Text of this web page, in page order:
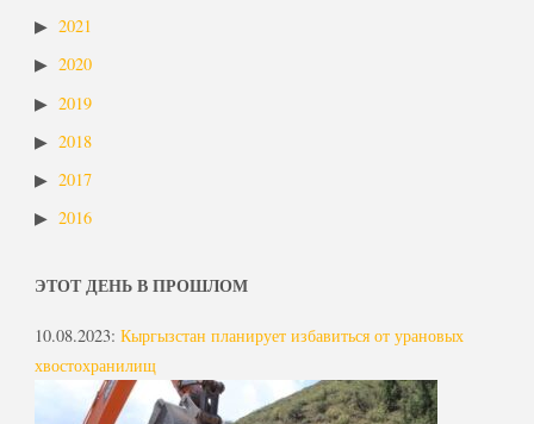
2021
2020
2019
2018
2017
2016
ЭТОТ ДЕНЬ В ПРОШЛОМ
10.08.2023: Кыргызстан планирует избавиться от урановых
хвостохранилищ